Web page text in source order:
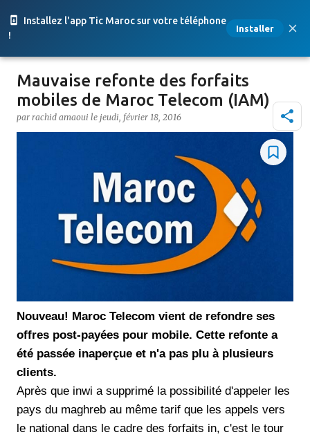
Installez l'app Tic Maroc sur votre téléphone
!
Installer
Accéder au contenu principal
Mauvaise refonte des forfaits
mobiles de Maroc Telecom (IAM)
par rachid amaoui le jeudi, février 18, 2016
Nouveau! Maroc Telecom vient de refondre ses
offres post-payées pour mobile. Cette refonte a
été passée inaperçue et n'a pas plu à plusieurs
clients.
Après que inwi a supprimé la possibilité d'appeler les
pays du maghreb au même tarif que les appels vers
le national dans le cadre des forfaits in, c'est le tour